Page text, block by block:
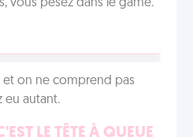
vous pesez dans le game.
et on ne comprend pas
eu autant.
LE TÊTE À QUEUE